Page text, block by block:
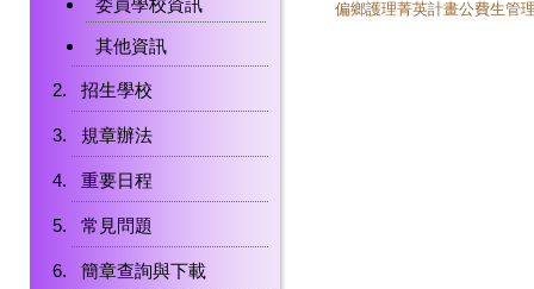
委員學校資訊
其他資訊
招生學校
規章辦法
重要日程
常見問題
簡章查詢與下載
偏鄉護理菁英計畫公費生管